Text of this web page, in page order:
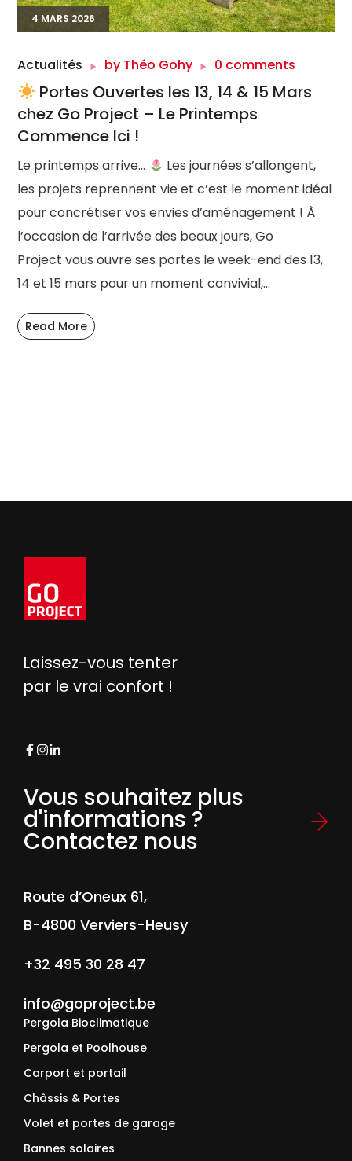
4 MARS 2026
Actualités by Théo Gohy 0 comments
Portes Ouvertes les 13, 14 & 15 Mars
chez Go Project – Le Printemps
Commence Ici !
Le printemps arrive…
Les journées s’allongent,
les projets reprennent vie et c’est le moment idéal
pour concrétiser vos envies d’aménagement ! À
l’occasion de l’arrivée des beaux jours, Go
Project vous ouvre ses portes le week-end des 13,
14 et 15 mars pour un moment convivial,...
Read More
Laissez-vous tenter
par le vrai confort !
Vous souhaitez plus
d'informations ?
Contactez nous
Route d’Oneux 61,
B-4800 Verviers-Heusy
+32 495 30 28 47
info@goproject.be
Pergola Bioclimatique
Pergola et Poolhouse
Carport et portail
Châssis & Portes
Volet et portes de garage
Bannes solaires